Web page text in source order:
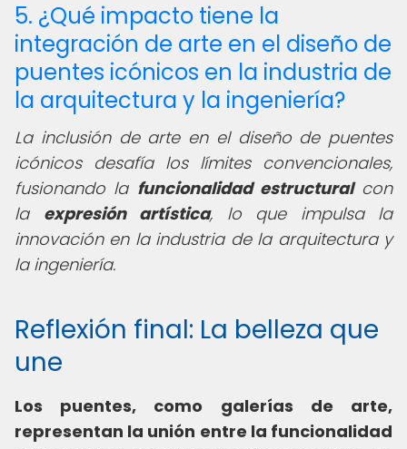
5. ¿Qué impacto tiene la
integración de arte en el diseño de
puentes icónicos en la industria de
la arquitectura y la ingeniería?
La inclusión de arte en el diseño de puentes
icónicos desafía los límites convencionales,
fusionando la funcionalidad estructuralcon
la expresión artística, lo que impulsa la
innovación en la industria de la arquitectura y
la ingeniería.
Reflexión final: La belleza que
une
Los puentes, como galerías de arte,
representan la unión entre la funcionalidad